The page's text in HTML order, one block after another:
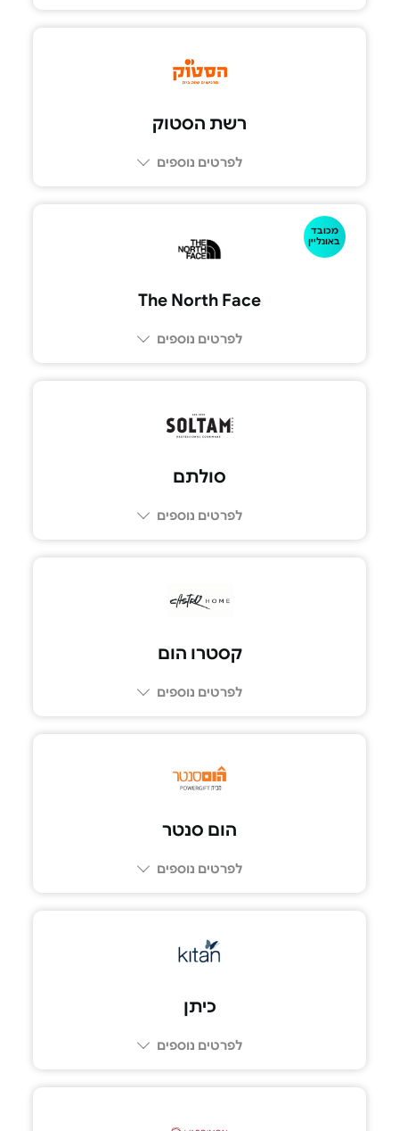
רשת הסטוק
לפרטים נוספים
מכובד
באונליין
The North Face
לפרטים נוספים
סולתם
לפרטים נוספים
קסטרו הום
לפרטים נוספים
הום סנטר
לפרטים נוספים
כיתן
לפרטים נוספים